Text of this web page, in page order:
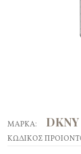
ΜΑΡΚΑ: DKNY
ΚΩΔΙΚΟΣ